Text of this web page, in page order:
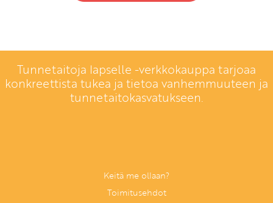
Tunnetaitoja lapselle -verkkokauppa tarjoaa
konkreettista tukea ja tietoa vanhemmuuteen ja
tunnetaitokasvatukseen.
Keitä me ollaan?
Toimitusehdot